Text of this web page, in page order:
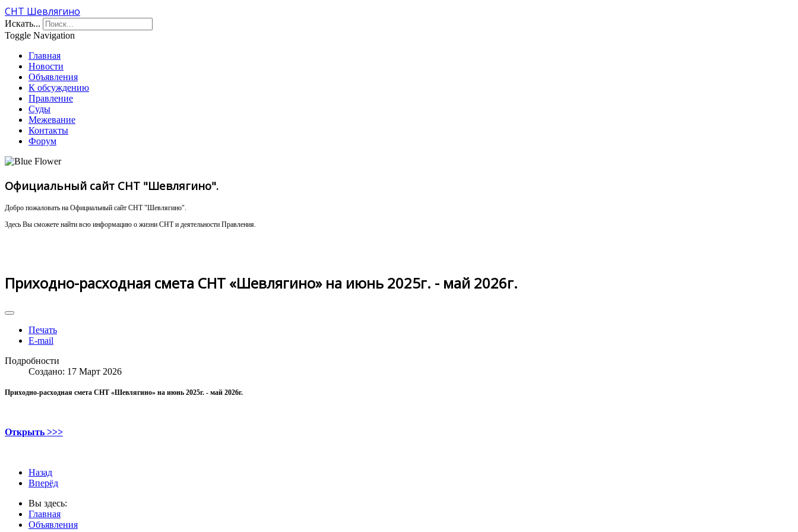
СНТ Шевлягино
Искать...
Toggle Navigation
Главная
Новости
Объявления
К обсуждению
Правление
Суды
Межевание
Контакты
Форум
Официальный сайт СНТ "Шевлягино".
Добро пожаловать на Официальный сайт СНТ "Шевлягино".
Здесь Вы сможете найти всю информацию о жизни СНТ и деятельности Правления.
Приходно-расходная смета СНТ «Шевлягино» на июнь 2025г. - май 2026г.
Печать
E-mail
Подробности
Создано: 17 Март 2026
Приходно-расходная смета СНТ «Шевлягино» на июнь 2025г. - май 2026г.
Открыть >>>
Назад
Вперёд
Вы здесь:
Главная
Объявления